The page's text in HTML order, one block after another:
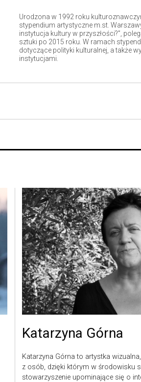
Urodzona w 1992 roku
stypendium artystyczne m.st.
instytucja kultury w przyszłości?”,
sztuki po 2015 roku. W ramach
dotyczące polityki kulturalnej, a także
instytucjami.
Katarzyna Górna
Katarzyna Górna to artystka
z osób, dzięki którym w środowisku
stowarzyszenie upominające się o